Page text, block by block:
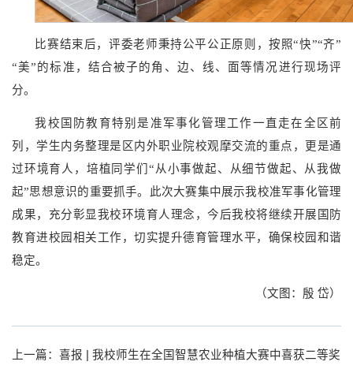
比赛结束后，评委老师秉持公平公正原则，按照“快”“齐”
“美”的标准，结合被子的角、边、线、面等情况进行现场评
分。
我校国防教育特别是准军事化管理工作一直走在全区前
列，学生内务整理是区内外职业院校观摩交流的重点，更是通
过环境育人，培植同学们“从小事做起、从细节做起、从我做
起”思想意识的重要抓手。此次大赛集中展示我校准军事化管理
成果，充分彰显我校环境育人理念，今后我校将继续开展国防
教育进校园相关工作，切实提升德育管理水平，确保校园和谐
稳定。
（文图：殷 岱）
上一篇： 喜报 | 我校师生在全国智慧农业种植大赛中喜获二等奖